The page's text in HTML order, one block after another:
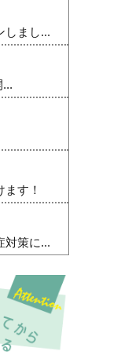
しまし...
...
す！
対策に...